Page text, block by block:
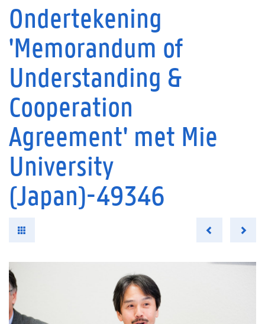
Ondertekening
'Memorandum of
Understanding &
Cooperation
Agreement' met Mie
University
(Japan)-49346